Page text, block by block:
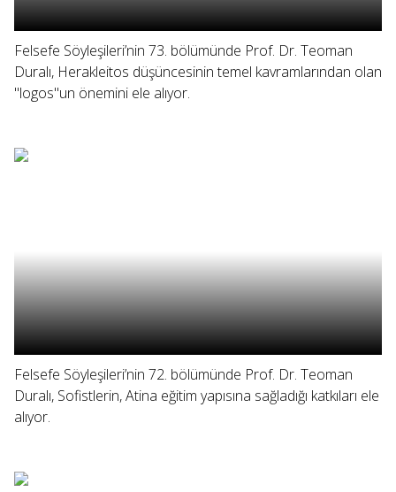
Felsefe Söyleşileri’nin 73. bölümünde Prof. Dr. Teoman
Duralı, Herakleitos düşüncesinin temel kavramlarından olan
"logos"un önemini ele alıyor.
Felsefe Söyleşileri’nin 72. bölümünde Prof. Dr. Teoman
Duralı, Sofistlerin, Atina eğitim yapısına sağladığı katkıları ele
alıyor.